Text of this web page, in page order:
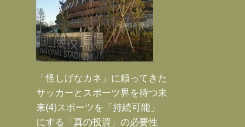
「怪しげなカネ」に頼ってきた
サッカーとスポーツ界を待つ未
来(4)スポーツを「持続可能」
にする「真の投資」の必要性